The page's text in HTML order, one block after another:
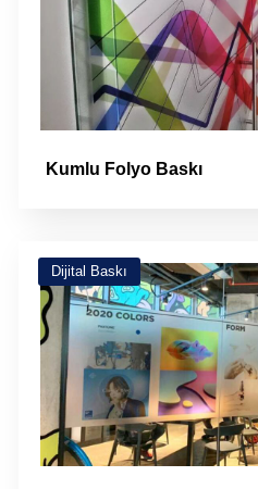
Kumlu Folyo Baskı
Dijital Baskı